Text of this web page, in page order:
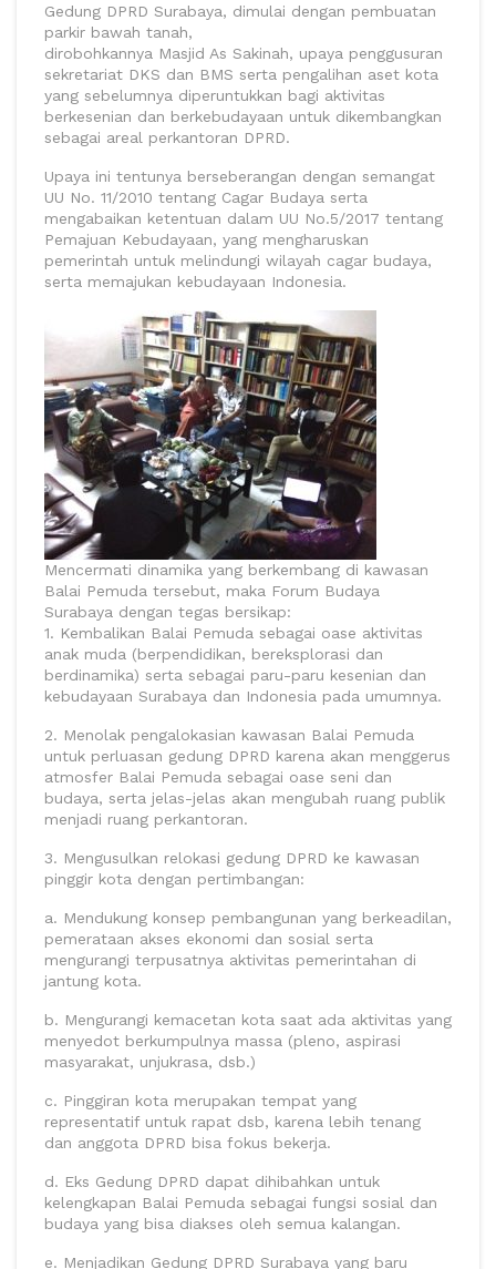
Gedung DPRD Surabaya, dimulai dengan pembuatan
parkir bawah tanah,
dirobohkannya Masjid As Sakinah, upaya penggusuran
sekretariat DKS dan BMS serta pengalihan aset kota
yang sebelumnya diperuntukkan bagi aktivitas
berkesenian dan berkebudayaan untuk dikembangkan
sebagai areal perkantoran DPRD.
Upaya ini tentunya berseberangan dengan semangat
UU No. 11/2010 tentang Cagar Budaya serta
mengabaikan ketentuan dalam UU No.5/2017 tentang
Pemajuan Kebudayaan, yang mengharuskan
pemerintah untuk melindungi wilayah cagar budaya,
serta memajukan kebudayaan Indonesia.
Mencermati dinamika yang berkembang di kawasan
Balai Pemuda tersebut, maka Forum Budaya
Surabaya dengan tegas bersikap:
1. Kembalikan Balai Pemuda sebagai oase aktivitas
anak muda (berpendidikan, bereksplorasi dan
berdinamika) serta sebagai paru-paru kesenian dan
kebudayaan Surabaya dan Indonesia pada umumnya.
2. Menolak pengalokasian kawasan Balai Pemuda
untuk perluasan gedung DPRD karena akan menggerus
atmosfer Balai Pemuda sebagai oase seni dan
budaya, serta jelas-jelas akan mengubah ruang publik
menjadi ruang perkantoran.
3. Mengusulkan relokasi gedung DPRD ke kawasan
pinggir kota dengan pertimbangan:
a. Mendukung konsep pembangunan yang berkeadilan,
pemerataan akses ekonomi dan sosial serta
mengurangi terpusatnya aktivitas pemerintahan di
jantung kota.
b. Mengurangi kemacetan kota saat ada aktivitas yang
menyedot berkumpulnya massa (pleno, aspirasi
masyarakat, unjukrasa, dsb.)
c. Pinggiran kota merupakan tempat yang
representatif untuk rapat dsb, karena lebih tenang
dan anggota DPRD bisa fokus bekerja.
d. Eks Gedung DPRD dapat dihibahkan untuk
kelengkapan Balai Pemuda sebagai fungsi sosial dan
budaya yang bisa diakses oleh semua kalangan.
e. Menjadikan Gedung DPRD Surabaya yang baru